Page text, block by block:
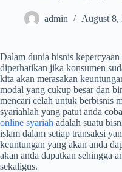
admin August 8,
Dalam dunia bisnis
diperhatikan jika konsumen
kita akan merasakan
modal yang cukup besar dan
mencari celah untuk berbisnis
syariahlah yang patut anda
online syariah adalah suatu
islam dalam setiap transaksi
keuntungan yang akan anda
akan anda dapatkan sehingga
sekaligus.